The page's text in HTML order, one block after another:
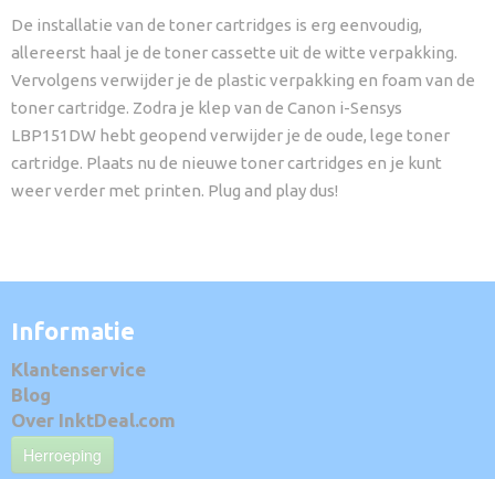
De installatie van de toner cartridges is erg eenvoudig,
allereerst haal je de toner cassette uit de witte verpakking.
Vervolgens verwijder je de plastic verpakking en foam van de
toner cartridge. Zodra je klep van de Canon i-Sensys
LBP151DW hebt geopend verwijder je de oude, lege toner
cartridge. Plaats nu de nieuwe toner cartridges en je kunt
weer verder met printen. Plug and play dus!
Informatie
Klantenservice
Blog
Over InktDeal.com
Herroeping